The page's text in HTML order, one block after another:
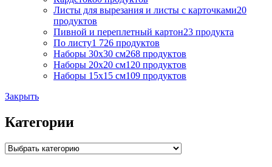
Листы для вырезания и листы с карточками20
продуктов
Пивной и переплетный картон23 продукта
По листу1 726 продуктов
Наборы 30х30 см268 продуктов
Наборы 20х20 см120 продуктов
Наборы 15х15 см109 продуктов
Закрыть
Категории